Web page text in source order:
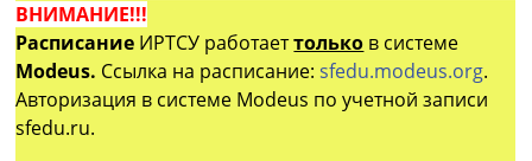
ВНИМАНИЕ!!!
Расписание ИРТСУ работаеттолько в системе
Modeus. Ссылка на расписание:sfedu.modeus.org.
Авторизация в системе Modeus по учетной записи
sfedu.ru.